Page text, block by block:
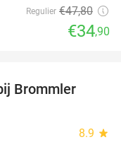
Regulier €47,80
€34,90
Brommler
8.9 star